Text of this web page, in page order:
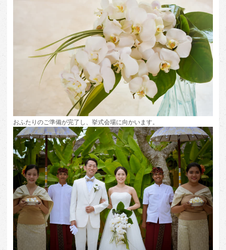
おふたりのご準備が完了し、挙式会場に向かいます。